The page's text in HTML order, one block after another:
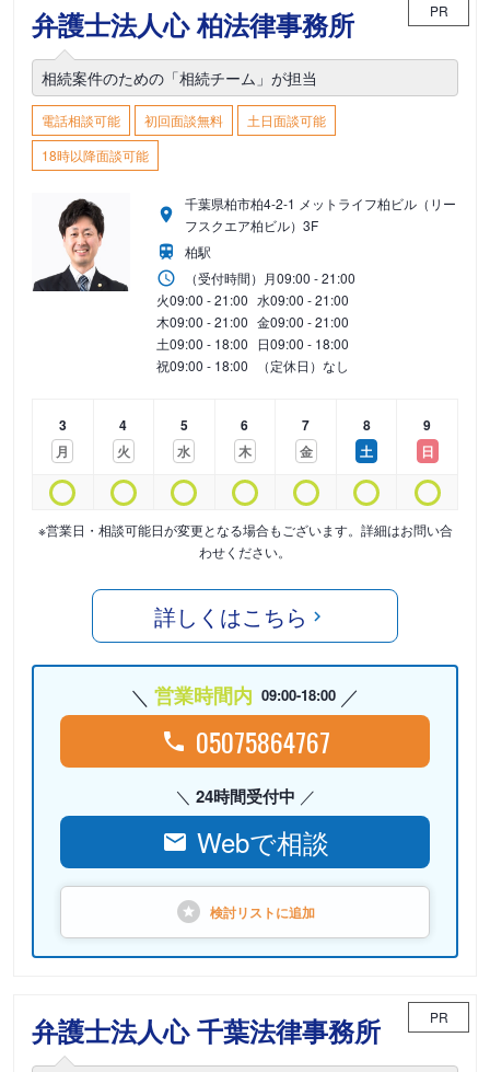
弁護士法人心 柏法律事務所 PR
相続案件のための「相続チーム」が担当
電話相談可能 初回面談無料
土日面談可能
18時以降面談可能
千葉県柏市柏4-2-1 メットライフ柏ビル（リー
フスクエア柏ビル）3F
柏駅
（受付時間） 月09:00 - 21:00
火09:00 - 21:00 水09:00 - 21:00
木09:00 - 21:00 金09:00 - 21:00
土09:00 - 18:00 日09:00 - 18:00
祝09:00 - 18:00 （定休日）なし
3
月
4
火
5
水
6
木
7
金
8
土
9
日
※営業日・相談可能日が変更となる場合もございます。詳細はお問い合
わせください。
詳しくはこちら
営業時間内 09:00-18:00
05075864767
24時間受付中
Webで相談
検討リストに追加
弁護士法人心 千葉法律事務所 PR